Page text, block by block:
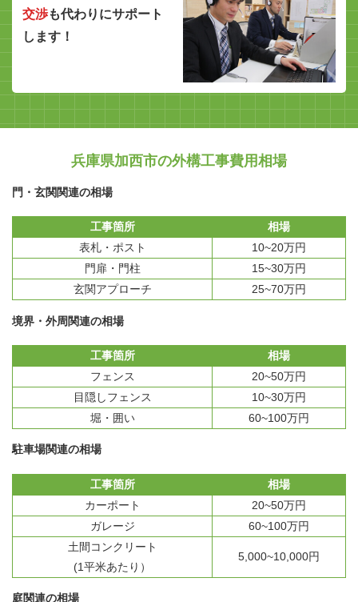
交渉も代わりにサポート
します！
兵庫県加西市の外構工事費用相場
門・玄関関連の相場
工事箇所
相場
表札・ポスト
10~20万円
門扉・門柱
15~30万円
玄関アプローチ
25~70万円
境界・外周関連の相場
工事箇所
相場
フェンス
20~50万円
目隠しフェンス
10~30万円
堀・囲い
60~100万円
駐車場関連の相場
工事箇所
相場
カーポート
20~50万円
ガレージ
60~100万円
土間コンクリート
(1平米あたり）
5,000~10,000円
庭関連の相場